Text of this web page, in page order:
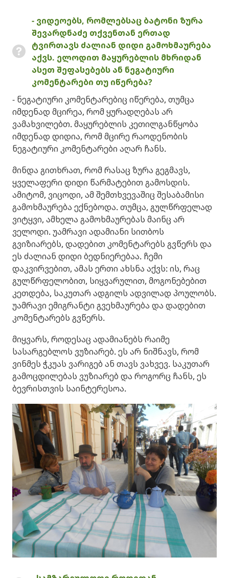
- ვიდეოებს, რომლებსაც ბატონი ზურა
შევარდნაძე თქვენთან ერთად
ტვირთავს ძალიან დიდი გამოხმაურება
აქვს. ელოდით მაყურებლის მხრიდან
ასეთ შეფასებებს ან ნეგატიური
კომენტარები თუ იწერება?
- ნეგატიური კომენტარებიც იწერება, თუმცა
იმდენად მცირეა, რომ ყურადღებას არ
ვამახვილებთ. მაყურებლის კეთილგანწყობა
იმდენად დიდია, რომ მცირე რაოდენობის
ნეგატიური კომენტარები აღარ ჩანს.
მინდა გითხრათ, რომ რასაც ზურა გეგმავს,
ყველაფერი დიდი წარმატებით გამოსდის.
ამიტომ, ვიცოდი, ამ შემთხვევაშიც შესაბამისი
გამოხმაურება ექნებოდა. თუმცა, გულწრფელად
ვიტყვი, ამხელა გამოხმაურებას მაინც არ
ველოდი. უამრავი ადამიანი სითბოს
გვიზიარებს, დადებით კომენტარებს გვწერს და
ეს ძალიან დიდი ბედნიერებაა. ჩემი
დაკვირვებით, ამას ერთი ახსნა აქვს: ის, რაც
გულწრფელობით, სიყვარულით, მოგონებებით
კეთდება, საკუთარ ადგილს ადვილად პოულობს.
უამრავი ემიგრანტი გვეხმაურება და დადებით
კომენტარებს გვწერს.
მიყვარს, როდესაც ადამიანებს რაიმე
სასარგებლოს ვუზიარებ. ეს არ ნიშნავს, რომ
ვინმეს ჭკუას ვარიგებ ან თავს ვახვევ. საკუთარ
გამოცდილებას ვუზიარებ და როგორც ჩანს, ეს
ბევრისთვის საინტერესოა.